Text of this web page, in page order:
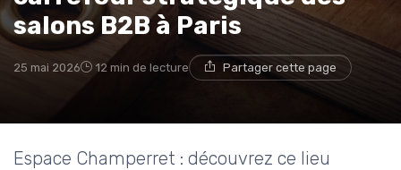
salons B2B à Paris
25 mai 2026 12 min de lecture Partager cette page
Espace Champerret : découvrez ce lieu
→ Je rejoins le club
* En rejoignant le club, j'accepte de recevoir les emails
de B2B Insiders et les offres de ses partenaires.